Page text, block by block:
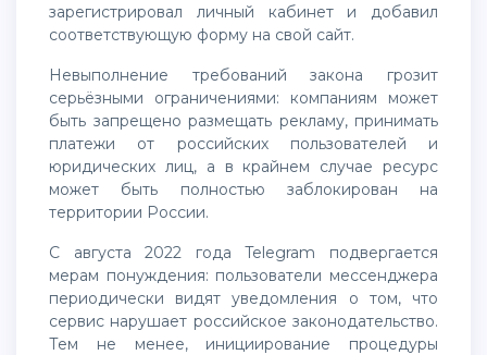
зарегистрировал личный кабинет и добавил
соответствующую форму на свой сайт.
Невыполнение требований закона грозит
серьёзными ограничениями: компаниям может
быть запрещено размещать рекламу, принимать
платежи от российских пользователей и
юридических лиц, а в крайнем случае ресурс
может быть полностью заблокирован на
территории России.
С августа 2022 года Telegram подвергается
мерам понуждения: пользователи мессенджера
периодически видят уведомления о том, что
сервис нарушает российское законодательство.
Тем не менее, инициирование процедуры